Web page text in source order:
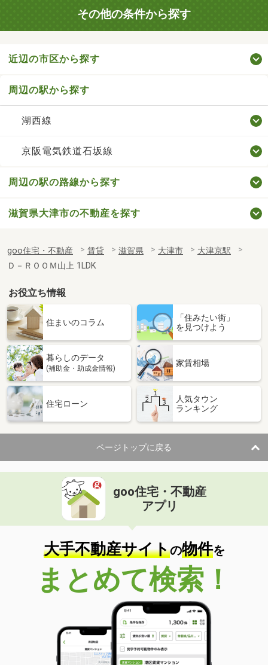
その他の条件から探す
近辺の市区から探す
周辺の駅から探す
湖西線
京阪電気鉄道石坂線
周辺の駅の路線から探す
滋賀県大津市の不動産を探す
goo住宅・不動産 賃貸 滋賀県 大津市
大津京駅
Ｄ－ＲＯＯＭ山上 1LDK
お役立ち情報
住まいのコラム
「住みたい街」
を見つけよう
暮らしのデータ
(補助金・助成金情報)
家賃相場
住宅ローン
人気タウン
ランキング
ページトップに戻る
goo住宅・不動産
アプリ
大手不動産サイトの物件を
まとめて検索！